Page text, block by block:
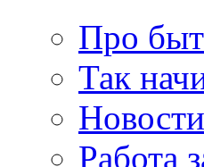
Про
Так
Работа